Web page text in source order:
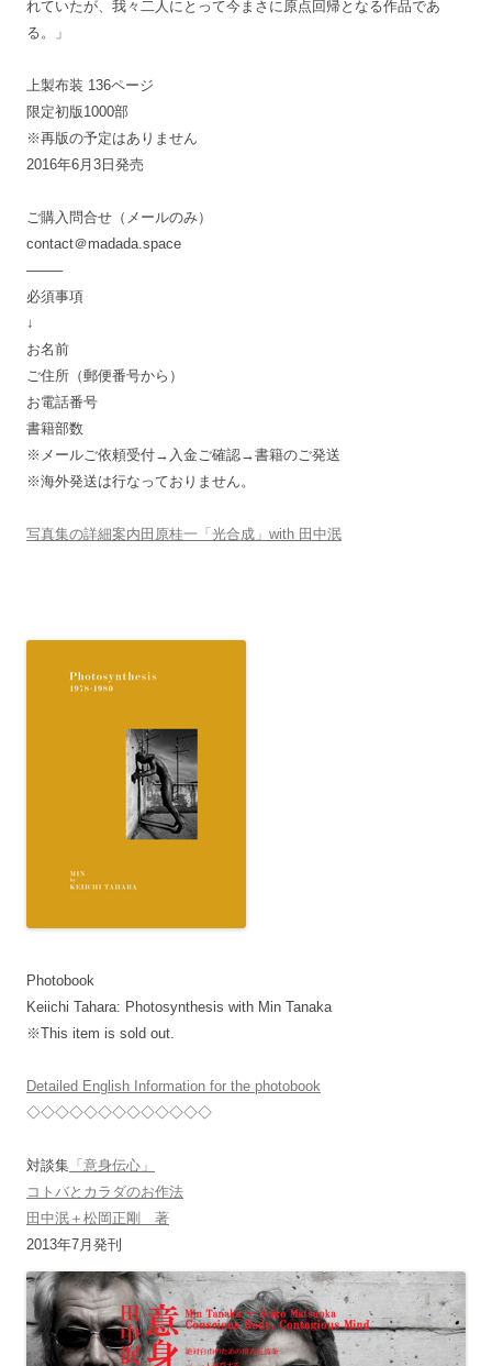
れていたが、我々二人にとって今まさに原点回帰となる作品であ
る。」
上製布装 136ページ
限定初版1000部
※再版の予定はありません
2016年6月3日発売
ご購入問合せ（メールのみ）
contact＠madada.space
——–
必須事項
↓
お名前
ご住所（郵便番号から）
お電話番号
書籍部数
※メールご依頼受付→入金ご確認→書籍のご発送
※海外発送は行なっておりません。
写真集の詳細案内田原桂一「光合成」with 田中泯
Photobook
Keiichi Tahara: Photosynthesis with Min Tanaka
※This item is sold out.
Detailed English Information for the photobook
◇◇◇◇◇◇◇◇◇◇◇◇◇
対談集 「意身伝心」
コトバとカラダのお作法
田中泯＋松岡正剛 著
2013年7月発刊